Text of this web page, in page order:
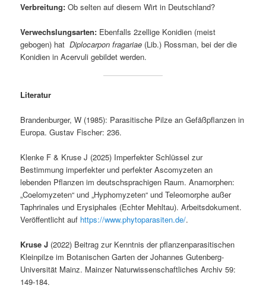
Verbreitung: Ob selten auf diesem Wirt in Deutschland?
Verwechslungsarten: Ebenfalls 2zellige Konidien (meist
gebogen) hatDiplocarpon fragariae (Lib.) Rossman, bei der die
Konidien in Acervuli gebildet werden.
Literatur
Brandenburger, W (1985): Parasitische Pilze an Gefäßpflanzen in
Europa. Gustav Fischer: 236.
Klenke F & Kruse J (2025) Imperfekter Schlüssel zur
Bestimmung imperfekter und perfekter Ascomyzeten an
lebenden Pflanzen im deutschsprachigen Raum. Anamorphen:
„Coelomyzeten“ und „Hyphomyzeten“ und Teleomorphe außer
Taphrinales und Erysiphales (Echter Mehltau). Arbeitsdokument.
Veröffentlicht auf https://www.phytoparasiten.de/.
Kruse J (2022) Beitrag zur Kenntnis der pflanzenparasitischen
Kleinpilze im Botanischen Garten der Johannes Gutenberg-
Universität Mainz. Mainzer Naturwissenschaftliches Archiv 59:
149-184.